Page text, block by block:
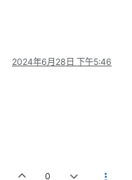
2024年6月28日 下午5:46
0